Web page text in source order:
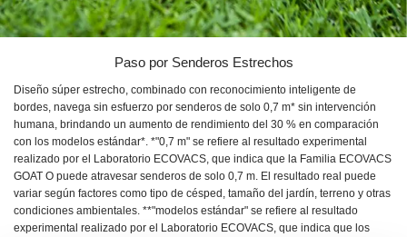
Paso por Senderos Estrechos
Diseño súper estrecho, combinado con reconocimiento inteligente de
bordes, navega sin esfuerzo por senderos de solo 0,7 m* sin intervención
humana, brindando un aumento de rendimiento del 30 % en comparación
con los modelos estándar*. *"0,7 m" se refiere al resultado experimental
realizado por el Laboratorio ECOVACS, que indica que la Familia ECOVACS
GOAT O puede atravesar senderos de solo 0,7 m. El resultado real puede
variar según factores como tipo de césped, tamaño del jardín, terreno y otras
condiciones ambientales. **"modelos estándar" se refiere al resultado
experimental realizado por el Laboratorio ECOVACS, que indica que los